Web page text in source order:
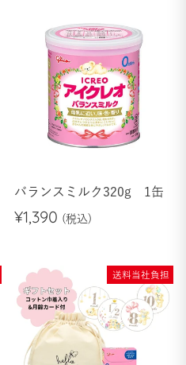
格
バランスミルク320g 1缶
¥1,390
送料当社負担